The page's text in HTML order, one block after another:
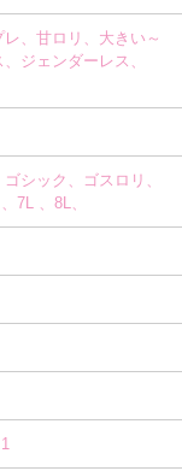
、甘ロリ、大きい～
ジェンダーレス、
シック、ゴスロリ、
7L 、8L、